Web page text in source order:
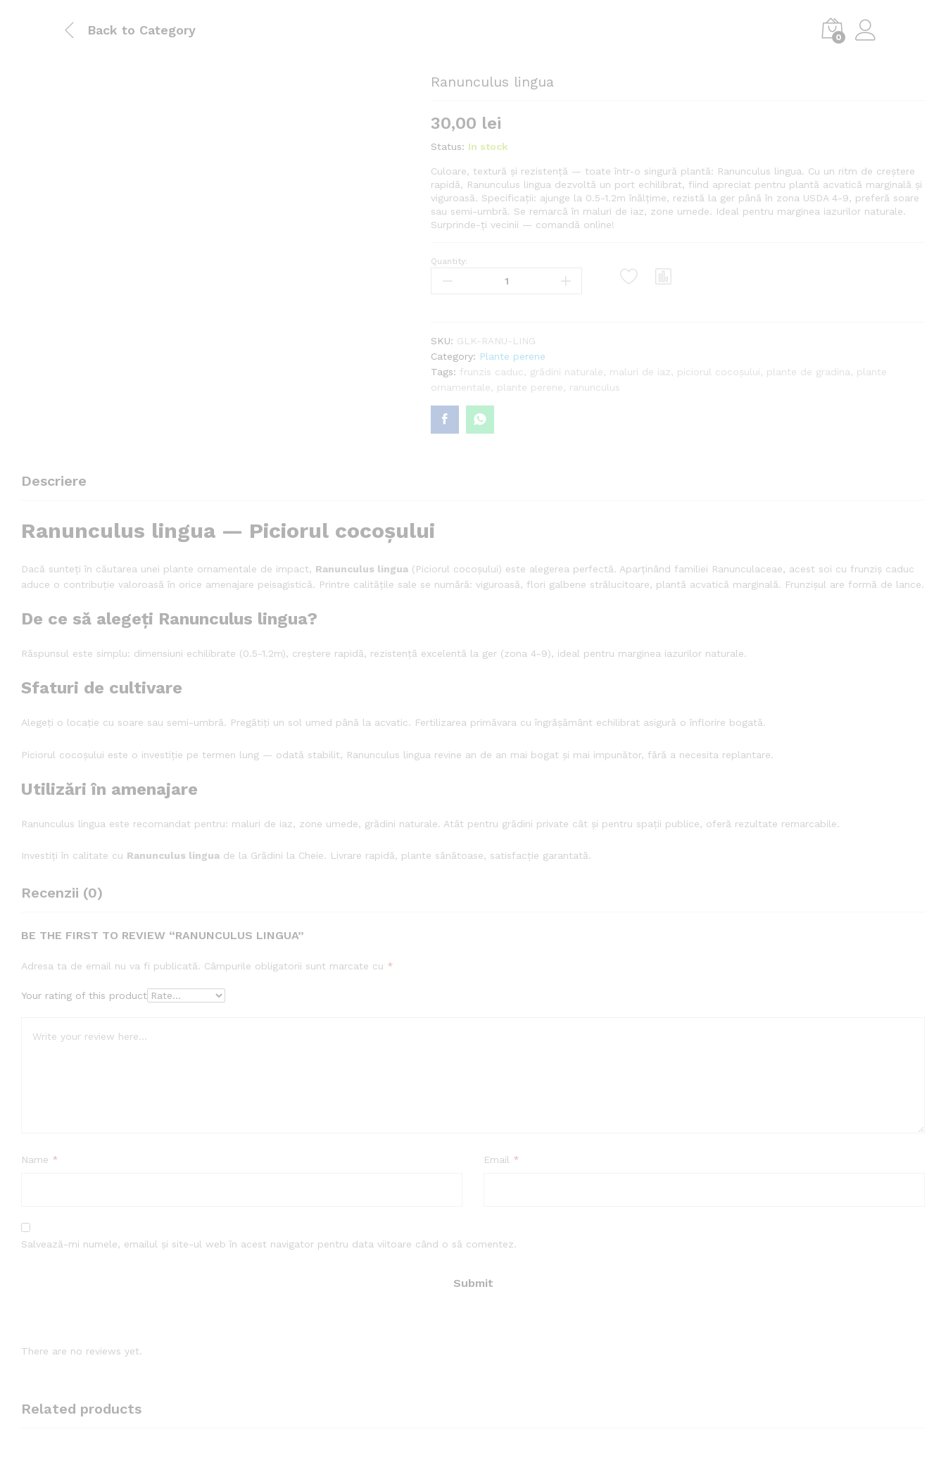
Back to Category
0
Ranunculus lingua
30,00 lei
Status: In stock
Culoare, textură și rezistență — toate într-o singură plantă: Ranunculus lingua. Cu un ritm de creștere
rapidă, Ranunculus lingua dezvoltă un port echilibrat, fiind apreciat pentru plantă acvatică marginală și
viguroasă. Specificații: ajunge la 0.5-1.2m înălțime, rezistă la ger până în zona USDA 4-9, preferă soare
sau semi-umbră. Se remarcă în maluri de iaz, zone umede. Ideal pentru marginea iazurilor naturale.
Surprinde-ți vecinii — comandă online!
Ranunculus
lingua
Quantity:
SKU: GLK-RANU-LING
Category: Plante perene
Tags: frunzis caduc grădini naturale maluri de iaz piciorul cocoșului plante de gradina
plante
ornamentale
plante perene ranunculus
Descriere
Ranunculus lingua — Piciorul cocoșului
Dacă sunteți în căutarea unei plante ornamentale de impact, Ranunculus lingua (Piciorul cocoșului) este alegerea perfectă. Aparținând familiei Ranunculaceae, acest soi cu frunziș caduc
aduce o contribuție valoroasă în orice amenajare peisagistică. Printre calitățile sale se numără: viguroasă, flori galbene strălucitoare, plantă acvatică marginală. Frunzișul are formă de lance.
De ce să alegeți Ranunculus lingua?
Răspunsul este simplu: dimensiuni echilibrate (0.5-1.2m), creștere rapidă, rezistență excelentă la ger (zona 4-9), ideal pentru marginea iazurilor naturale.
Sfaturi de cultivare
Alegeți o locație cu soare sau semi-umbră. Pregătiți un sol umed până la acvatic. Fertilizarea primăvara cu îngrășământ echilibrat asigură o înflorire bogată.
Piciorul cocoșului este o investiție pe termen lung — odată stabilit, Ranunculus lingua revine an de an mai bogat și mai impunător, fără a necesita replantare.
Utilizări în amenajare
Ranunculus lingua este recomandat pentru: maluri de iaz, zone umede, grădini naturale. Atât pentru grădini private cât și pentru spații publice, oferă rezultate remarcabile.
Investiți în calitate cu Ranunculus lingua de la Grădini la Cheie. Livrare rapidă, plante sănătoase, satisfacție garantată.
Recenzii (0)
BE THE FIRST TO REVIEW “RANUNCULUS LINGUA”
Adresa ta de email nu va fi publicată. Câmpurile obligatorii sunt marcate cu *
Your rating of this product
Name * Email *
Salvează-mi numele, emailul și site-ul web în acest navigator pentru data viitoare când o să comentez.
There are no reviews yet.
Related products